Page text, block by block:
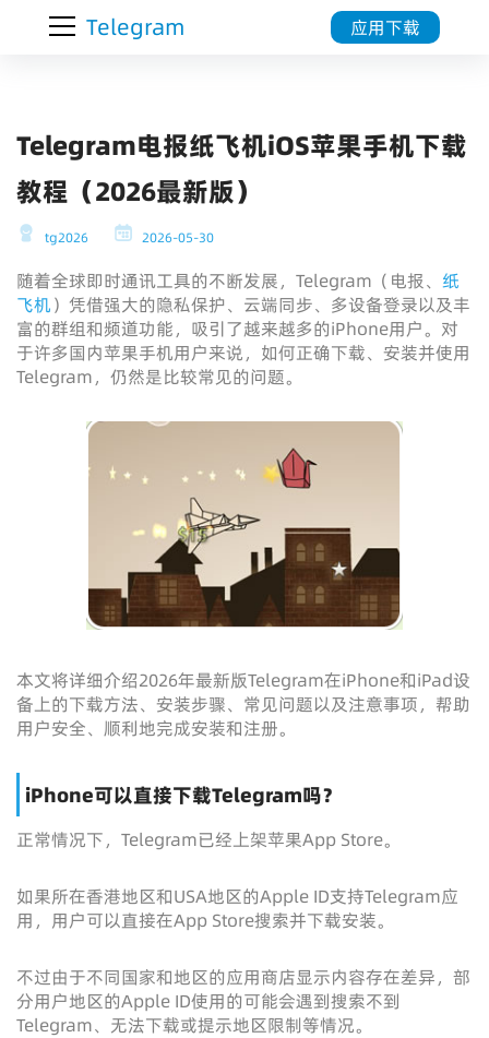
Telegram 应用下载
Telegram电报纸飞机iOS苹果手机下载
教程（2026最新版）
tg2026 2026-05-30
随着全球即时通讯工具的不断发展，Telegram（电报、 纸
飞机）凭借强大的隐私保护、云端同步、多设备登录以及丰
富的群组和频道功能，吸引了越来越多的iPhone用户。对
于许多国内苹果手机用户来说，如何正确下载、安装并使用
Telegram，仍然是比较常见的问题。
本文将详细介绍2026年最新版Telegram在iPhone和iPad设
备上的下载方法、安装步骤、常见问题以及注意事项，帮助
用户安全、顺利地完成安装和注册。
iPhone可以直接下载Telegram吗？
正常情况下，Telegram已经上架苹果App Store。
如果所在香港地区和USA地区的Apple ID支持Telegram应
用，用户可以直接在App Store搜索并下载安装。
不过由于不同国家和地区的应用商店显示内容存在差异，部
分用户地区的Apple ID使用的可能会遇到搜索不到
Telegram、无法下载或提示地区限制等情况。